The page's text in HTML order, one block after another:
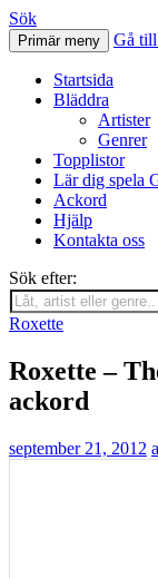
Sök
Primär meny Gå
Startsida
Bläddra
Artister
Genrer
Topplistor
Lär dig spela
Ackord
Hjälp
Kontakta oss
Sök efter:
Roxette
Roxette –
ackord
september 21, 2012